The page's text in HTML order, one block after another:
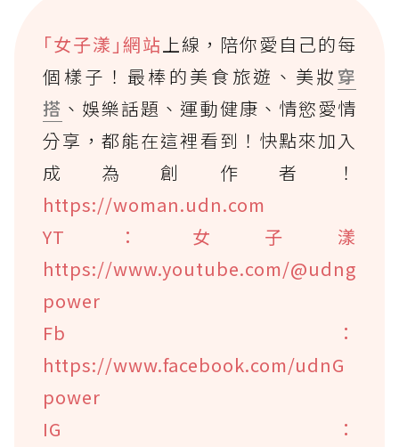
｢女子漾｣網站上線，陪你愛自己的每
個樣子！最棒的美食旅遊、美妝 穿
搭 、娛樂話題、運動健康、情慾愛情
分享，都能在這裡看到！快點來加入
成為創作者！
https://woman.udn.com
YT：女子漾
https://www.youtube.com/@udng
power
Fb：
https://www.facebook.com/udnG
power
IG：